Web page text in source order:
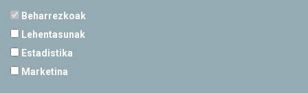
Beharrezkoak
Lehentasunak
Estadistika
Marketina